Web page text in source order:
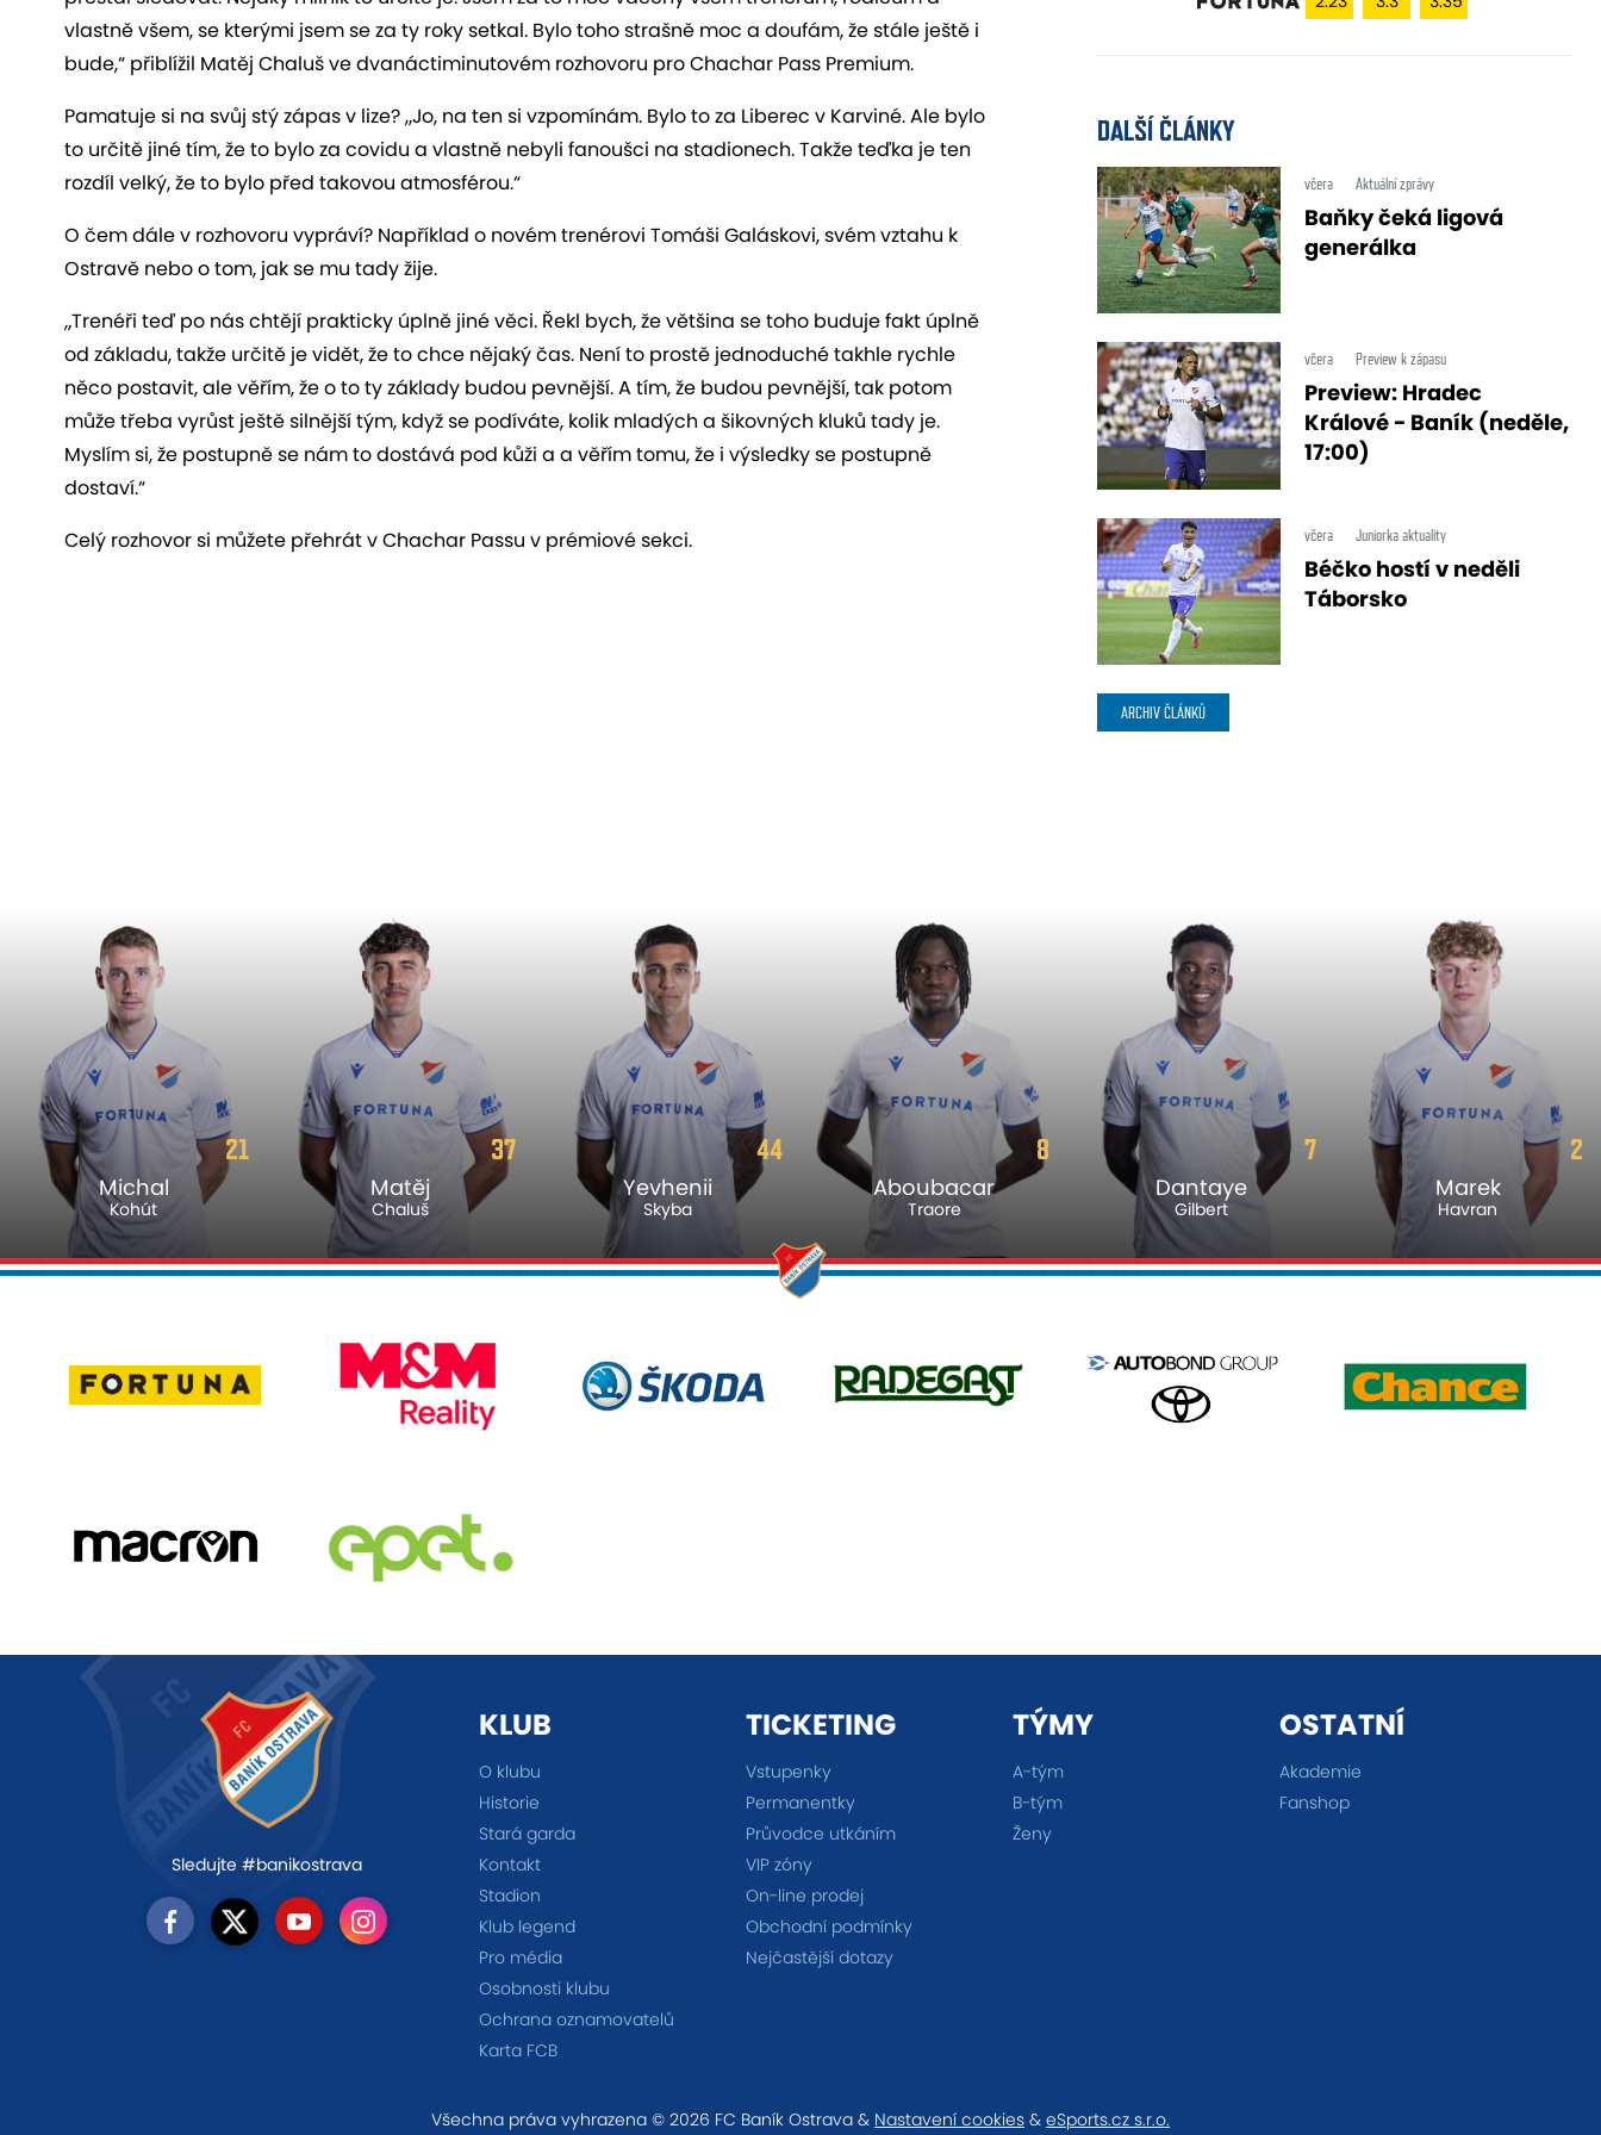
vlastně všem, se kterými jsem se za ty roky setkal. Bylo toho strašně moc a doufám, že stále ještě i
bude,“ přiblížil Matěj Chaluš ve dvanáctiminutovém rozhovoru pro Chachar Pass Premium.
Pamatuje si na svůj stý zápas v lize? „Jo, na ten si vzpomínám. Bylo to za Liberec v Karviné. Ale bylo
to určitě jiné tím, že to bylo za covidu a vlastně nebyli fanoušci na stadionech. Takže teďka je ten
rozdíl velký, že to bylo před takovou atmosférou.“
O čem dále v rozhovoru vypráví? Například o novém trenérovi Tomáši Galáskovi, svém vztahu k
Ostravě nebo o tom, jak se mu tady žije.
„Trenéři teď po nás chtějí prakticky úplně jiné věci. Řekl bych, že většina se toho buduje fakt úplně
od základu, takže určitě je vidět, že to chce nějaký čas. Není to prostě jednoduché takhle rychle
něco postavit, ale věřím, že o to ty základy budou pevnější. A tím, že budou pevnější, tak potom
může třeba vyrůst ještě silnější tým, když se podíváte, kolik mladých a šikovných kluků tady je.
Myslím si, že postupně se nám to dostává pod kůži a a věřím tomu, že i výsledky se postupně
dostaví.“
Celý rozhovor si můžete přehrát v Chachar Passu v prémiové sekci.
DALŠÍ ČLÁNKY
včera Aktuální zprávy
Baňky čeká ligová
generálka
včera Preview k zápasu
Preview: Hradec
Králové - Baník (neděle,
17:00)
včera Juniorka aktuality
Béčko hostí v neděli
Táborsko
ARCHIV ČLÁNKŮ
21
Michal
Kohút
37
Matěj
Chaluš
44
Yevhenii
Skyba
8
Aboubacar
Traore
7
Dantaye
Gilbert
2
Marek
Havran
Sledujte #banikostrava
KLUB
O klubu
Historie
Stará garda
Kontakt
Stadion
Klub legend
Pro média
Osobnosti klubu
Ochrana oznamovatelů
Karta FCB
TICKETING
Vstupenky
Permanentky
Průvodce utkáním
VIP zóny
On-line prodej
Obchodní podmínky
Nejčastější dotazy
TÝMY
A-tým
B-tým
Ženy
OSTATNÍ
Akademie
Fanshop
Všechna práva vyhrazena © 2026 FC Baník Ostrava & Nastavení cookies & eSports.cz s.r.o.